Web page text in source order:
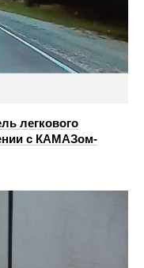
легкового
с КАМАЗом-